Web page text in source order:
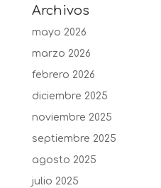
Archivos
mayo 2026
marzo 2026
febrero 2026
diciembre 2025
noviembre 2025
septiembre 2025
agosto 2025
julio 2025